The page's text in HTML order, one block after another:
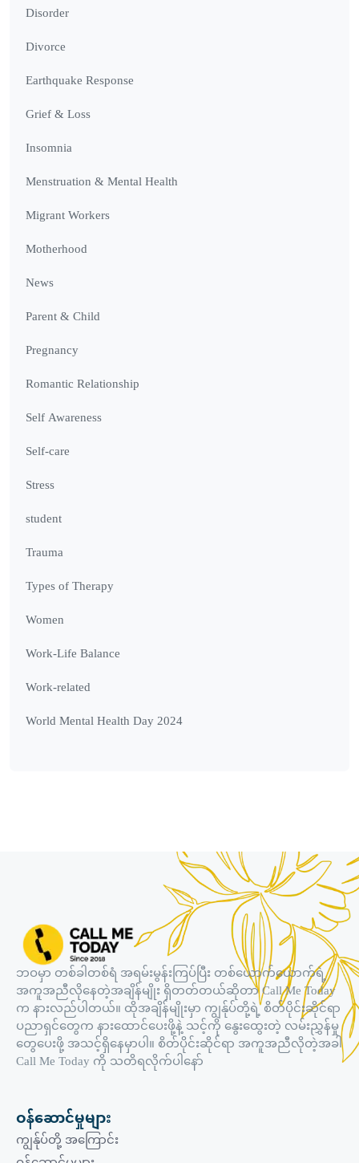
Disorder
Divorce
Earthquake Response
Grief & Loss
Insomnia
Menstruation & Mental Health
Migrant Workers
Motherhood
News
Parent & Child
Pregnancy
Romantic Relationship
Self Awareness
Self-care
Stress
student
Trauma
Types of Therapy
Women
Work-Life Balance
Work-related
World Mental Health Day 2024
ဘဝမှာ တစ်ခါတစ်ရံ အရမ်းမွန်းကြပ်ပြီး တစ်ယောက်ယောက်ရဲ့
အကူအညီလိုနေတဲ့အချိန်မျိုး ရှိတတ်တယ်ဆိုတာ Call Me Today
က နားလည်ပါတယ်။ ထိုအချိန်မျိုးမှာ ကျွန်ုပ်တို့ရဲ့ စိတ်ပိုင်းဆိုင်ရာ
ပညာရှင်တွေက နားထောင်ပေးဖို့နဲ့ သင့်ကို နွေးထွေးတဲ့ လမ်းညွှန်မှု
တွေပေးဖို့ အသင့်ရှိနေမှာပါ။ စိတ်ပိုင်းဆိုင်ရာ အကူအညီလိုတဲ့အခါ
Call Me Today ကို သတိရလိုက်ပါနော်
ဝန်ဆောင်မှုများ
ကျွန်ုပ်တို့ အကြောင်း